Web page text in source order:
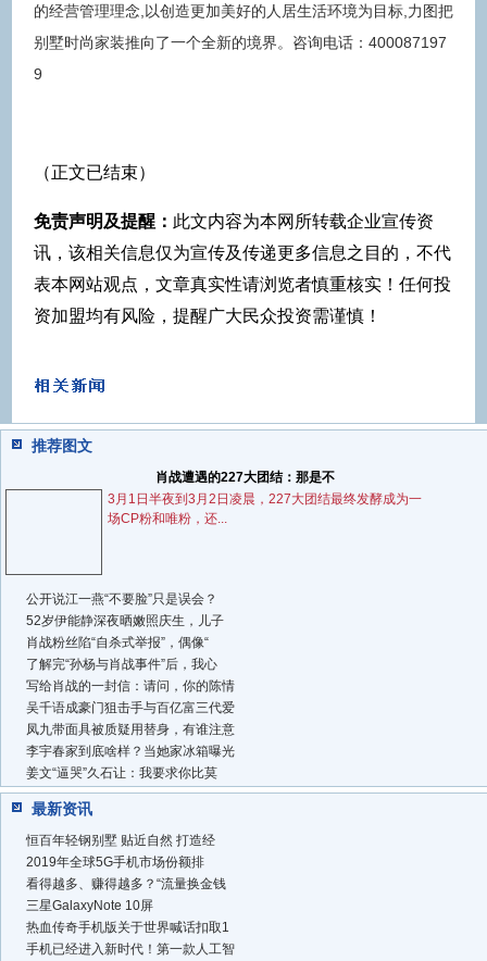
的经营管理理念,以创造更加美好的人居生活环境为目标,力图把
别墅时尚家装推向了一个全新的境界。咨询电话：400087197
9
（正文已结束）
免责声明及提醒： 此文内容为本网所转载企业宣传资
讯，该相关信息仅为宣传及传递更多信息之目的，不代
表本网站观点，文章真实性请浏览者慎重核实！任何投
资加盟均有风险，提醒广大民众投资需谨慎！
推荐图文
肖战遭遇的227大团结：那是不
3月1日半夜到3月2日凌晨，227大团结最终发酵成为一
场CP粉和唯粉，还...
公开说江一燕“不要脸”只是误会？
52岁伊能静深夜晒嫩照庆生，儿子
肖战粉丝陷“自杀式举报”，偶像“
了解完“孙杨与肖战事件”后，我心
写给肖战的一封信：请问，你的陈情
吴千语成豪门狙击手与百亿富三代爱
凤九带面具被质疑用替身，有谁注意
李宇春家到底啥样？当她家冰箱曝光
姜文“逼哭”久石让：我要求你比莫
最新资讯
恒百年轻钢别墅 贴近自然 打造经
2019年全球5G手机市场份额排
看得越多、赚得越多？“流量换金钱
三星GalaxyNote 10屏
热血传奇手机版关于世界喊话扣取1
手机已经进入新时代！第一款人工智